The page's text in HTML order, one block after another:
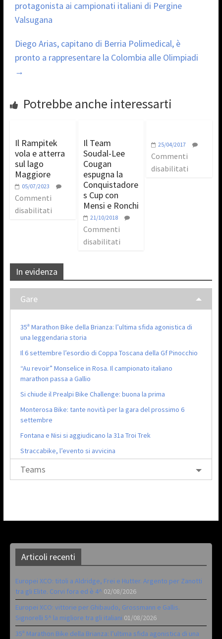
protagonista ai campionati italiani di Pergine
Valsugana
Diego Arias, capitano di Berria Polimedical, è
pronto a rappresentare la Colombia alle Olimpiadi
→
Potrebbe anche interessarti
Il Rampitek
vola e atterra
sul lago
Maggiore
05/07/2023
Commenti
disabilitati
Il Team
Soudal-Lee
Cougan
espugna la
Conquistadore
s Cup con
Mensi e Ronchi
21/10/2018
Commenti
disabilitati
25/04/2017
Commenti
disabilitati
In evidenza
Gare
35ª Marathon Bike della Brianza: l’ultima sfida agonistica di
una leggendaria storia
Il 6 settembre l’esordio di Coppa Toscana della Gf Pinocchio
“Au revoir” Monselice in Rosa. Il campionato italiano
marathon passa a Gallio
Si chiude il Prealpi Bike Challenge: buona la prima
Monterosa Bike: tante novità per la gara del prossimo 6
settembre
Fontana e Nisi si aggiudicano la 31a Troi Trek
Straccabike, l’evento si avvicina
Teams
Articoli recenti
Europei XCO: titoli a Aldridge, Frei e Hutter. Argento per Zanotti
tra gli Elite. Corvi fora ed è 4^ 02/08/2026
Europei XCO: vittorie per Ghibaudo, Grossmann e Gallis.
Signorelli 5^ la migliore tra gli italiani 01/08/2026
35ª Marathon Bike della Brianza: l’ultima sfida agonistica di una